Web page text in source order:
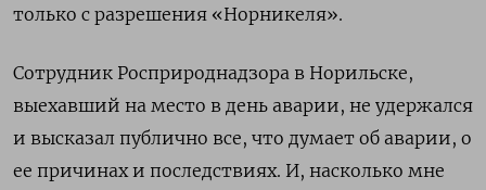
только с разрешения «Норникеля».
Сотрудник Росприроднадзора в Норильске,
выехавший на место в день аварии, не удержался
и высказал публично все, что думает об аварии, о
ее причинах и последствиях. И, насколько мне